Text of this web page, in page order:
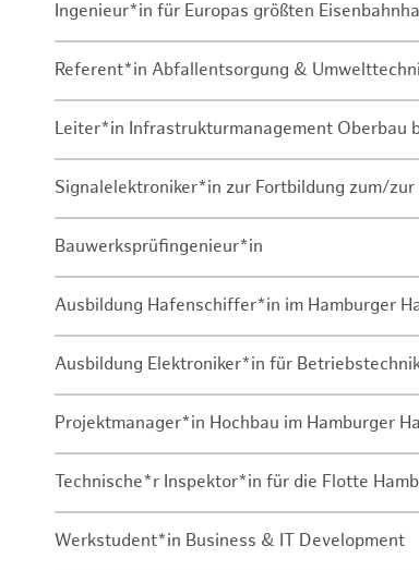
Ingenieur*in für Europas größten
Referent*in Abfallentsorgung &
Leiter*in Infrastrukturmanagement Oberbau
Signalelektroniker*in zur Fortbildung zum/
Bauwerksprüfingenieur*in
Ausbildung Hafenschiffer*in im Hamburger
Ausbildung Elektroniker*in für
Projektmanager*in Hochbau im Hamburger
Technische*r Inspektor*in für die Flotte
Werkstudent*in Business & IT Development